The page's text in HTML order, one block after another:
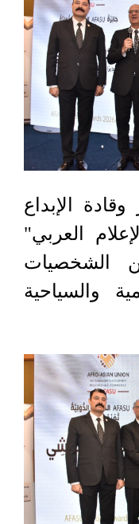
الإبداع
العربي"
الشخصيات
والسياحية